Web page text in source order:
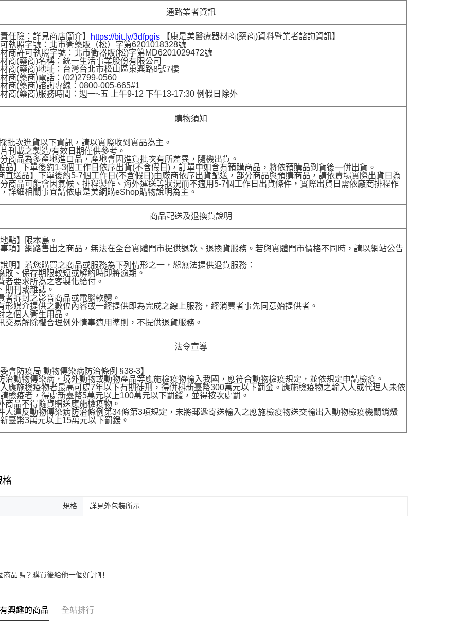
通路業者資訊
任險：詳見商店簡介】 https://bit.ly/3dfpgis 【康是美醫療器材商(藥商)資料暨業者諮詢資訊】
執照字號：北市衛藥販（松）字第6201018328號
商許可執照字號：北市衛器販(松)字第MD6201029472號
商(藥商)名稱：統一生活事業股份有限公司
商(藥商)地址：台灣台北市松山區東興路8號7樓
商(藥商)電話：(02)2799-0560
商(藥商)諮詢專線：0800-005-665#1
商(藥商)服務時間：週一~五 上午9-12 下午13-17:30 例假日除外
購物須知
批次進貨以下資訊，請以實際收到實品為主。
刊載之製造/有效日期僅供參考。
商品為多產地進口品，產地會因進貨批次有所差異，隨機出貨。
品】下單後約1-3個工作日依序出貨(不含假日)，訂單中如含有預購商品，將依預購品到貨後一併出貨。
直送品】下單後約5-7個工作日(不含假日)由廠商依序出貨配送，部分商品與預購商品，請依賣場實際出貨日為
商品可能會因氣候、排程製作、海外運送等狀況而不適用5-7個工作日出貨條件，實際出貨日需依廠商排程作
詳細相關事宜請依康是美網購eShop購物說明為主。
商品配送及退換貨說明
點】限本島。
項】網路售出之商品，無法在全台實體門市提供退款、退換貨服務。若與實體門市價格不同時，請以網站公告
明】若您購買之商品或服務為下列情形之一，恕無法提供退貨服務：
敗、保存期限較短或解約時即將逾期。
者要求所為之客製化給付。
期刊或雜誌。
者拆封之影音商品或電腦軟體。
形媒介提供之數位內容或一經提供即為完成之線上服務，經消費者事先同意始提供者。
之個人衛生用品。
交易解除權合理例外情事適用準則，不提供退貨服務。
法令宣導
會防疫局 動物傳染病防治條例 §38-3】
治動物傳染病，境外動物或動物產品等應施檢疫物輸入我國，應符合動物檢疫規定，並依規定申請檢疫。
應施檢疫物者最高可處7年以下有期徒刑，得併科新臺幣300萬元以下罰金。應施檢疫物之輸入人或代理人未依
檢疫者，得處新臺幣5萬元以上100萬元以下罰鍰，並得按次處罰。
商品不得隨貨贈送應施檢疫物。
人違反動物傳染病防治條例第34條第3項規定，未將郵遞寄送輸入之應施檢疫物送交輸出入動物檢疫機關銷燬
臺幣3萬元以上15萬元以下罰鍰。
格
規格 詳見外包裝所示
商品嗎？購買後給他一個好評吧
興趣的商品 全站排行